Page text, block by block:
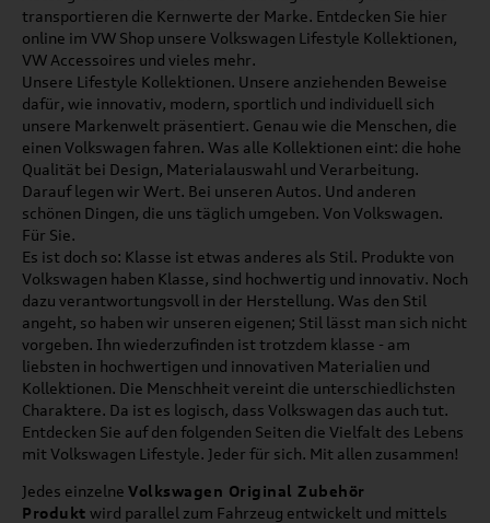
transportieren die Kernwerte der Marke. Entdecken Sie hier
online im VW Shop unsere Volkswagen Lifestyle Kollektionen,
VW Accessoires und vieles mehr.
Unsere Lifestyle Kollektionen. Unsere anziehenden Beweise
dafür, wie innovativ, modern, sportlich und individuell sich
unsere Markenwelt präsentiert. Genau wie die Menschen, die
einen Volkswagen fahren. Was alle Kollektionen eint: die hohe
Qualität bei Design, Materialauswahl und Verarbeitung.
Darauf legen wir Wert. Bei unseren Autos. Und anderen
schönen Dingen, die uns täglich umgeben. Von Volkswagen.
Für Sie.
Es ist doch so: Klasse ist etwas anderes als Stil. Produkte von
Volkswagen haben Klasse, sind hochwertig und innovativ. Noch
dazu verantwortungsvoll in der Herstellung. Was den Stil
angeht, so haben wir unseren eigenen; Stil lässt man sich nicht
vorgeben. Ihn wiederzufinden ist trotzdem klasse - am
liebsten in hochwertigen und innovativen Materialien und
Kollektionen. Die Menschheit vereint die unterschiedlichsten
Charaktere. Da ist es logisch, dass Volkswagen das auch tut.
Entdecken Sie auf den folgenden Seiten die Vielfalt des Lebens
mit Volkswagen Lifestyle. Jeder für sich. Mit allen zusammen!
Jedes einzelne Volkswagen Original Zubehör
Produkt wird parallel zum Fahrzeug entwickelt und mittels